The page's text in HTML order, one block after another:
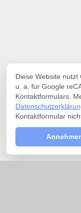
Diese Website nutzt
u. a. für Google
Kontaktformulars.
Kontaktformular